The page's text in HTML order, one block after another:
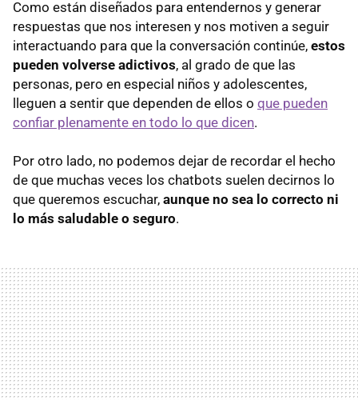
Como están diseñados para entendernos y generar
respuestas que nos interesen y nos motiven a seguir
interactuando para que la conversación continúe, estos
pueden volverse adictivos, al grado de que las
personas, pero en especial niños y adolescentes,
lleguen a sentir que dependen de ellos o que pueden
confiar plenamente en todo lo que dicen.
Por otro lado, no podemos dejar de recordar el hecho
de que muchas veces los chatbots suelen decirnos lo
que queremos escuchar, aunque no sea lo correcto ni
lo más saludable o seguro.